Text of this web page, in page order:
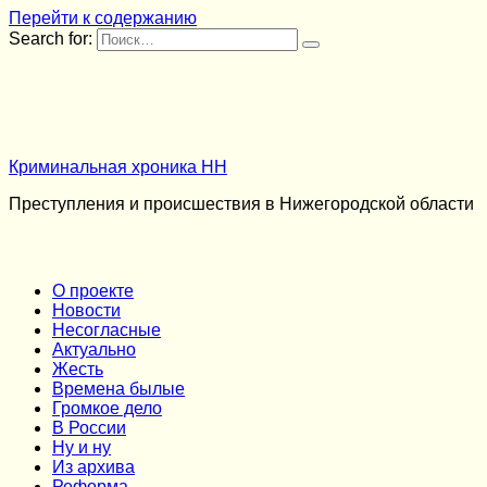
Перейти к содержанию
Search for:
Криминальная хроника НН
Преступления и происшествия в Нижегородской области
О проекте
Новости
Несогласные
Актуально
Жесть
Времена былые
Громкое дело
В России
Ну и ну
Из архива